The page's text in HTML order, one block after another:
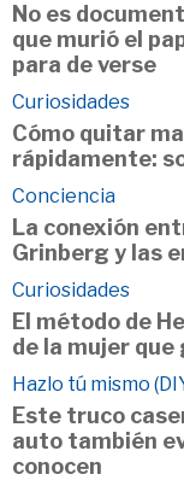
No es
que murió el
para de verse
Curiosidades
Cómo quitar
rápidamente:
Conciencia
La conexión
Grinberg y las
Curiosidades
El método de
de la mujer
Hazlo tú mismo
Este truco
auto también
conocen